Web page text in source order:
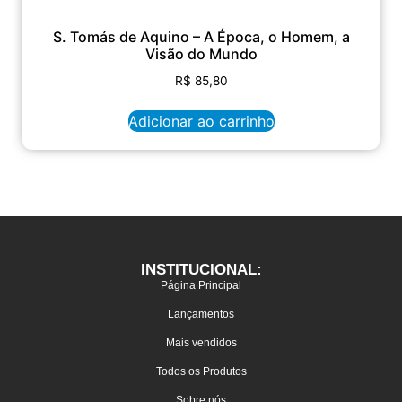
S. Tomás de Aquino – A Época, o Homem, a
Visão do Mundo
R$ 85,80
Adicionar ao carrinho
INSTITUCIONAL:
Página Principal
Lançamentos
Mais vendidos
Todos os Produtos